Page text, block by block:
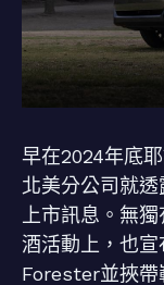
早在2024年底
北美分公司就
上市訊息。無
酒活動上，也
Forester並挾帶